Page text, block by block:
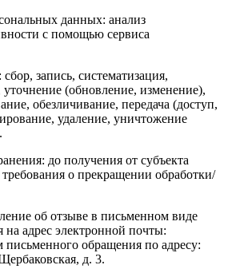
данных: анализ
с помощью сервиса
запись, систематизация,
(обновление, изменение),
обезличивание, передача (доступ,
удаление, уничтожение
до получения от субъекта
о прекращении обработки/
об отзыве в письменном виде
на адрес электронной почты:
обращения по адресу:
д. 3.